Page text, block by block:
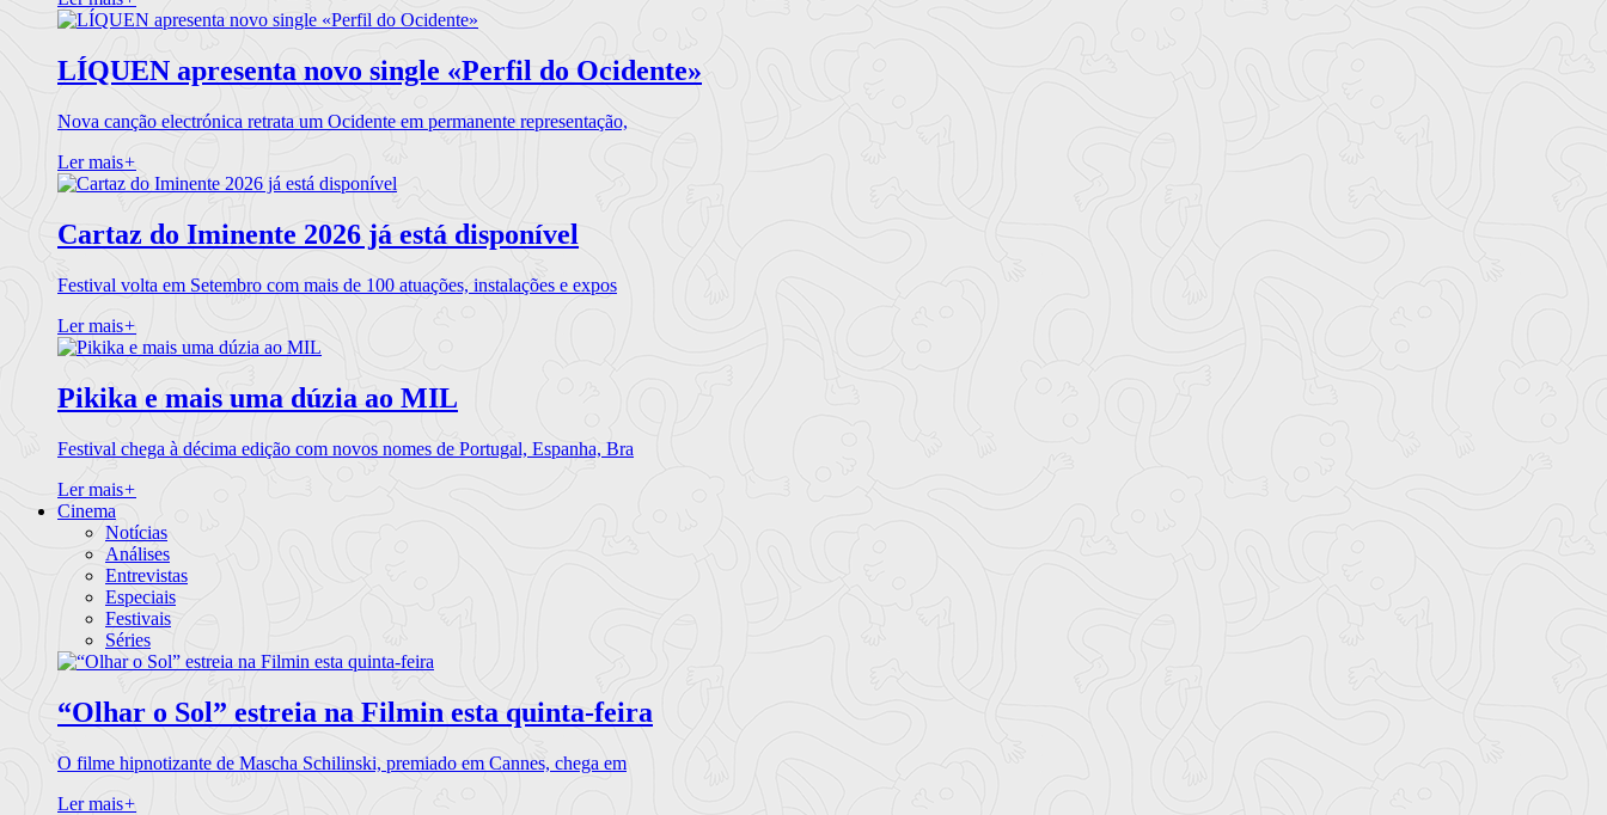
LÍQUEN apresenta novo single «Perfil do Ocidente»
Nova canção electrónica retrata um Ocidente em permanente representação,
Ler mais+
Cartaz do Iminente 2026 já está disponível
Festival volta em Setembro com mais de 100 atuações, instalações e expos
Ler mais+
Pikika e mais uma dúzia ao MIL
Festival chega à décima edição com novos nomes de Portugal, Espanha, Bra
Ler mais+
Cinema
Notícias
Análises
Entrevistas
Especiais
Festivais
Séries
“Olhar o Sol” estreia na Filmin esta quinta-feira
O filme hipnotizante de Mascha Schilinski, premiado em Cannes, chega em
Ler mais+